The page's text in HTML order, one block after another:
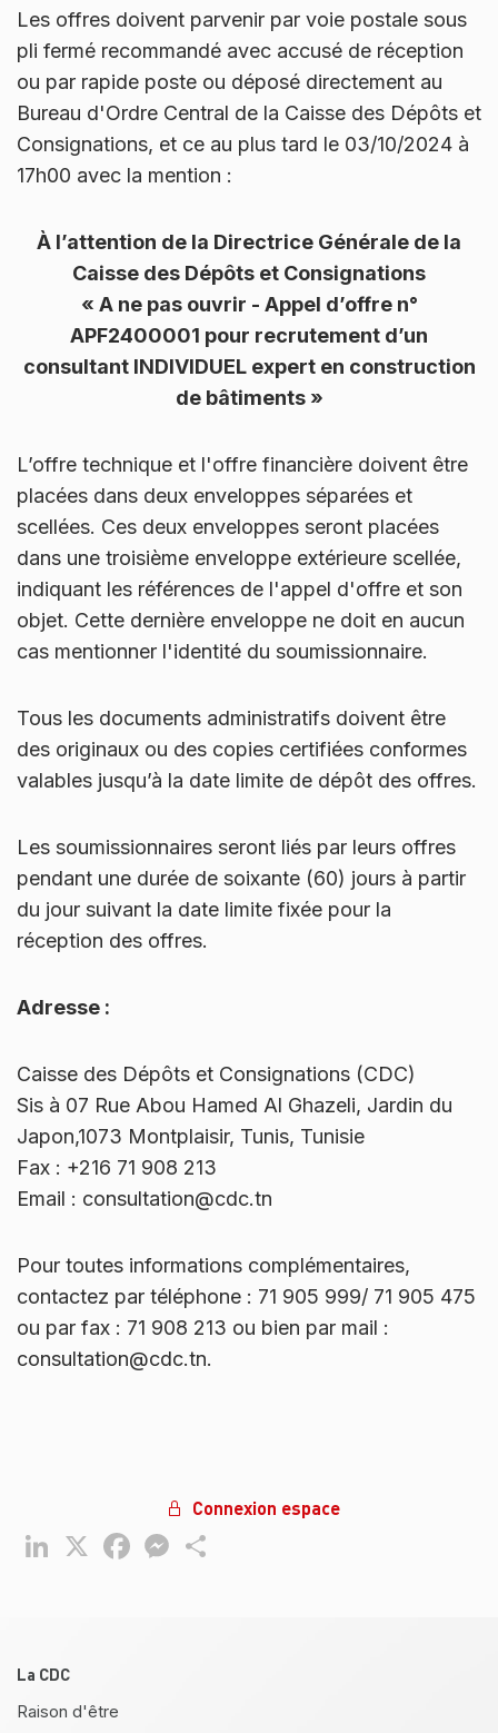
Les offres doivent parvenir par voie postale sous
pli fermé recommandé avec accusé de réception
ou par rapide poste ou déposé directement au
Bureau d'Ordre Central de la Caisse des Dépôts et
Consignations, et ce au plus tard le 03/10/2024 à
17h00 avec la mention :
À l’attention de la Directrice Générale de la
Caisse des Dépôts et Consignations
« A ne pas ouvrir - Appel d’offre n°
APF2400001 pour recrutement d’un
consultant INDIVIDUEL expert en construction
de bâtiments »
L’offre technique et l'offre financière doivent être
placées dans deux enveloppes séparées et
scellées. Ces deux enveloppes seront placées
dans une troisième enveloppe extérieure scellée,
indiquant les références de l'appel d'offre et son
objet. Cette dernière enveloppe ne doit en aucun
cas mentionner l'identité du soumissionnaire.
Tous les documents administratifs doivent être
des originaux ou des copies certifiées conformes
valables jusqu’à la date limite de dépôt des offres.
Les soumissionnaires seront liés par leurs offres
pendant une durée de soixante (60) jours à partir
du jour suivant la date limite fixée pour la
réception des offres.
Adresse :
Caisse des Dépôts et Consignations (CDC)
Sis à 07 Rue Abou Hamed Al Ghazeli, Jardin du
Japon,1073 Montplaisir, Tunis, Tunisie
Fax : +216 71 908 213
Email : consultation@cdc.tn
Pour toutes informations complémentaires,
contactez par téléphone : 71 905 999/ 71 905 475
ou par fax : 71 908 213 ou bien par mail :
consultation@cdc.tn.
LinkedIn
X FacebookMessenger
Connexion espace
Pied de page
La CDC
Raison d'être